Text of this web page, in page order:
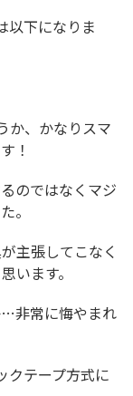
以下になりま
か、かなりスマ
！
のではなくマジ
。
主張してこなく
います。
非常に悔やまれ
クテープ方式に